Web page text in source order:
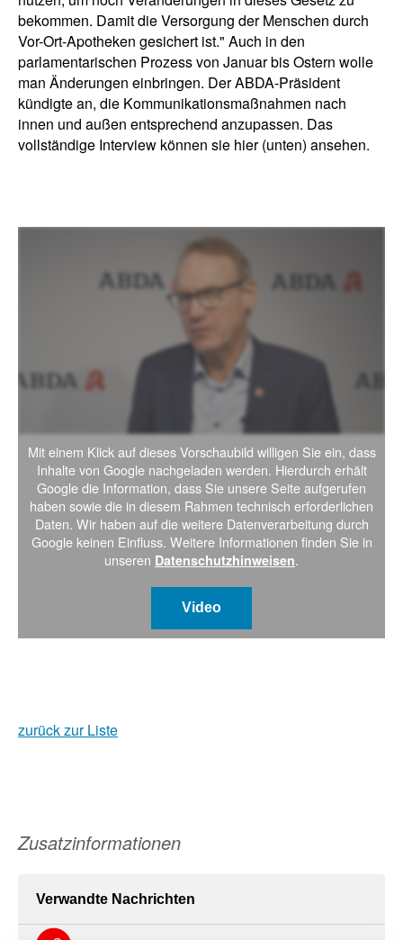
bekommen. Damit die Versorgung der Menschen durch
Vor-Ort-Apotheken gesichert ist." Auch in den
parlamentarischen Prozess von Januar bis Ostern wolle
man Änderungen einbringen. Der ABDA-Präsident
kündigte an, die Kommunikationsmaßnahmen nach
innen und außen entsprechend anzupassen. Das
vollständige Interview können sie hier (unten) ansehen.
Mit einem Klick auf dieses Vorschaubild willigen Sie ein, dass
Inhalte von Google nachgeladen werden. Hierdurch erhält
Google die Information, dass Sie unsere Seite aufgerufen
haben sowie die in diesem Rahmen technisch erforderlichen
Daten. Wir haben auf die weitere Datenverarbeitung durch
Google keinen Einfluss. Weitere Informationen finden Sie in
unseren Datenschutzhinweisen.
Video
zurück zur Liste
Zusatzinformationen
Verwandte Nachrichten